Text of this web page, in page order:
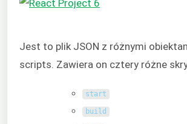
Jest to plik JSON z różnymi
scripts. Zawiera on cztery różne
start
build